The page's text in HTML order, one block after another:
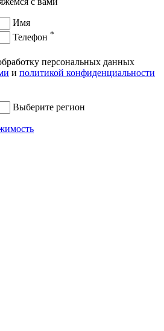
Имя
Телефон *
персональных данных
и политикой конфиденциальности
Выберите регион